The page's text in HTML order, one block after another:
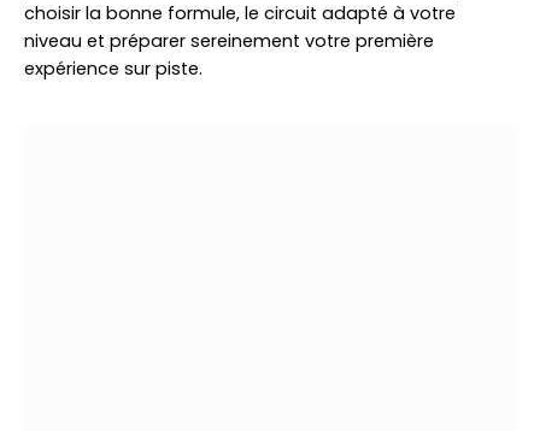
choisir la bonne formule, le circuit adapté à votre
niveau et préparer sereinement votre première
expérience sur piste.